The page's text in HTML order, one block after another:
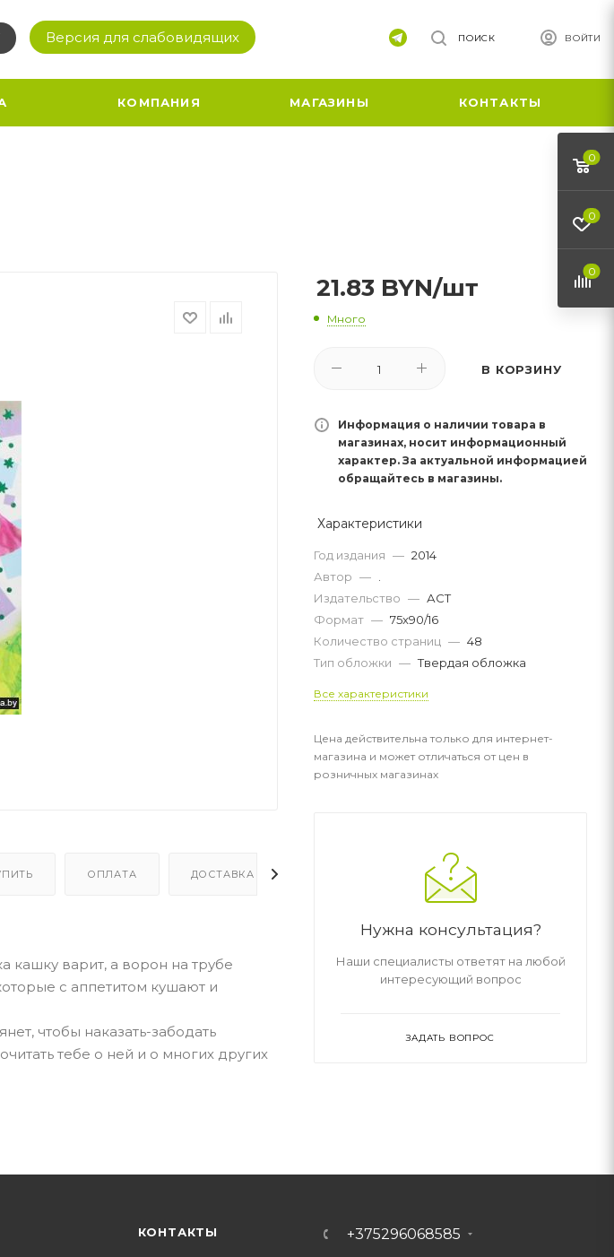
Версия для слабовидящих ВОЙТИ
ПОИСК
КОМПАНИЯ МАГАЗИНЫ КОНТАКТЫ
ОПЛАТА ДОСТАВКА
кашку варит, а ворон на трубе
с аппетитом кушают и
чтобы наказать-забодать
тебе о ней и о многих других
21.83 BYN/шт
Много
В КОРЗИНУ
Информация о наличии товара в
магазинах, носит информационный
характер. За актуальной информацией
обращайтесь в магазины.
Характеристики
Год издания — 2014
Автор —
Издательство — АСТ
Формат — 75x90/16
Количество страниц — 48
Тип обложки — Твердая обложка
Все характеристики
Цена действительна только для интернет-
магазина и может отличаться от цен в
розничных магазинах
Нужна консультация?
Наши специалисты ответят на любой
интересующий вопрос
ЗАДАТЬ ВОПРОС
КОНТАКТЫ
+375296068585
0
0
0